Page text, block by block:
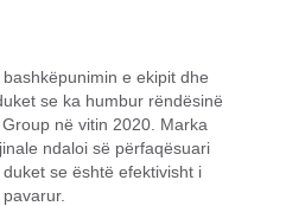
e ekipit dhe
se ka humbur rëndësinë
në vitin 2020. Marka
ndaloi së përfaqësuari
se është efektivisht i